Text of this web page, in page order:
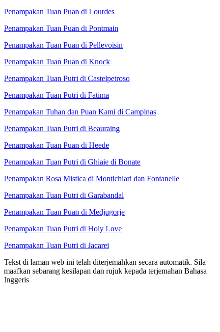
Penampakan Tuan Puan di Lourdes
Penampakan Tuan Puan di Pontmain
Penampakan Tuan Puan di Pellevoisin
Penampakan Tuan Puan di Knock
Penampakan Tuan Putri di Castelpetroso
Penampakan Tuan Putri di Fatima
Penampakan Tuhan dan Puan Kami di Campinas
Penampakan Tuan Putri di Beauraing
Penampakan Tuan Puan di Heede
Penampakan Tuan Putri di Ghiaie di Bonate
Penampakan Rosa Mistica di Montichiari dan Fontanelle
Penampakan Tuan Putri di Garabandal
Penampakan Tuan Puan di Medjugorje
Penampakan Tuan Putri di Holy Love
Penampakan Tuan Putri di Jacarei
Tekst di laman web ini telah diterjemahkan secara automatik. Sila
maafkan sebarang kesilapan dan rujuk kepada terjemahan Bahasa
Inggeris